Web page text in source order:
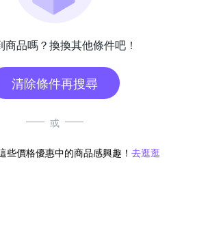
商品嗎？換換其他條件吧！
清除條件再搜尋
或
些價格優惠中的商品感興趣！ 去逛逛